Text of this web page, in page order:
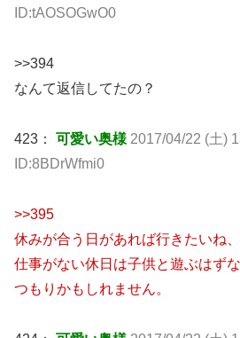
ID:tAOSOGwO0
>>394
なんて返信してたの？
423： 可愛い奥様 2017/04/22 (土)
ID:8BDrWfmi0
>>395
休みが合う日があれば行きたいね
仕事がない休日は子供と遊ぶはず
つもりかもしれません。